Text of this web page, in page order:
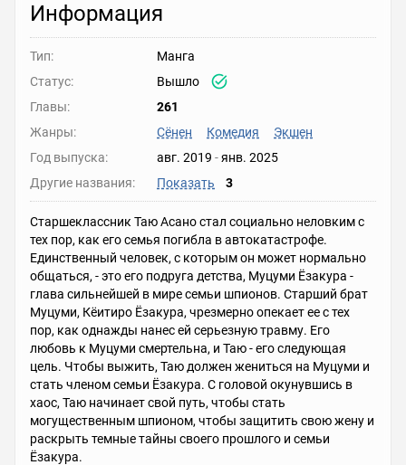
Информация
Тип:
Манга
Статус:
Вышло
Главы:
261
Жанры:
Сёнен Комедия
Экшен
Год выпуска:
авг. 2019 -янв. 2025
Другие названия:
Показать 3
Старшеклассник Таю Асано стал социально неловким с
тех пор, как его семья погибла в автокатастрофе.
Единственный человек, с которым он может нормально
общаться, - это его подруга детства, Муцуми Ёзакура -
глава сильнейшей в мире семьи шпионов. Старший брат
Муцуми, Кёитиро Ёзакура, чрезмерно опекает ее с тех
пор, как однажды нанес ей серьезную травму. Его
любовь к Муцуми смертельна, и Таю - его следующая
цель. Чтобы выжить, Таю должен жениться на Муцуми и
стать членом семьи Ёзакура. С головой окунувшись в
хаос, Таю начинает свой путь, чтобы стать
могущественным шпионом, чтобы защитить свою жену и
раскрыть темные тайны своего прошлого и семьи
Ёзакура.